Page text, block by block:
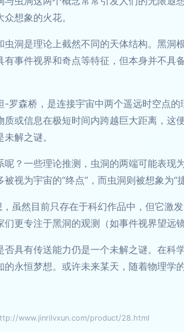
想象的火花。
虫洞是理论上截然不同的天体结构。黑
有事件视界和奇点等特征，但本身并不
-罗森桥，是连接宇宙中两个遥远时空点
或信息在极短时间内跨越巨大距离，这
解之谜。
呢？一些理论推测，虫洞的两端可能表
视为宇宙的“终点”，而虫洞则被想象为“
，虽然目前只存在于科幻作品中，但它
们更专注于黑洞的观测（如事件视界望远
具有传送能力仍是一个未解之谜。在科
的永恒梦想。或许未来某天，随着物理
www.jinrilvxun.com/product/28.html